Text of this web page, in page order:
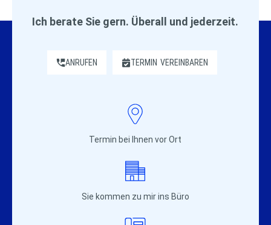
Ich berate Sie gern. Überall und jederzeit.
ANRUFEN TERMIN VEREINBAREN
Termin bei Ihnen vor Ort
Sie kommen zu mir ins Büro